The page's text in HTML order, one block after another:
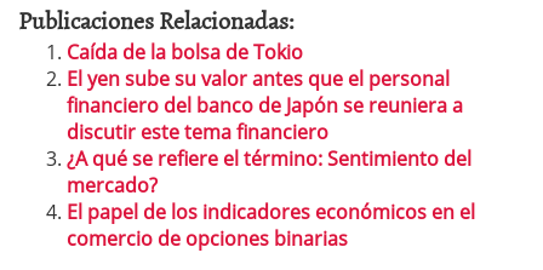
Publicaciones Relacionadas:
Caída de la bolsa de Tokio
El yen sube su valor antes que el personal
financiero del banco de Japón se reuniera a
discutir este tema financiero
¿A qué se refiere el término: Sentimiento del
mercado?
El papel de los indicadores económicos en el
comercio de opciones binarias